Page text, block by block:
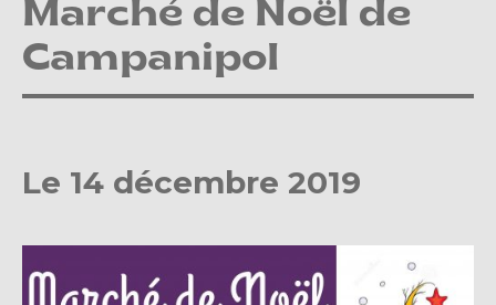
Marché de Noël de
Campanipol
Le 14 décembre 2019